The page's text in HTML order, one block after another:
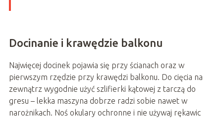
Docinanie i krawędzie balkonu
Najwięcej docinek pojawia się przy ścianach oraz w
pierwszym rzędzie przy krawędzi balkonu. Do cięcia na
zewnątrz wygodnie użyć szlifierki kątowej z tarczą do
gresu – lekka maszyna dobrze radzi sobie nawet w
narożnikach. Noś okulary ochronne i nie używaj rękawic